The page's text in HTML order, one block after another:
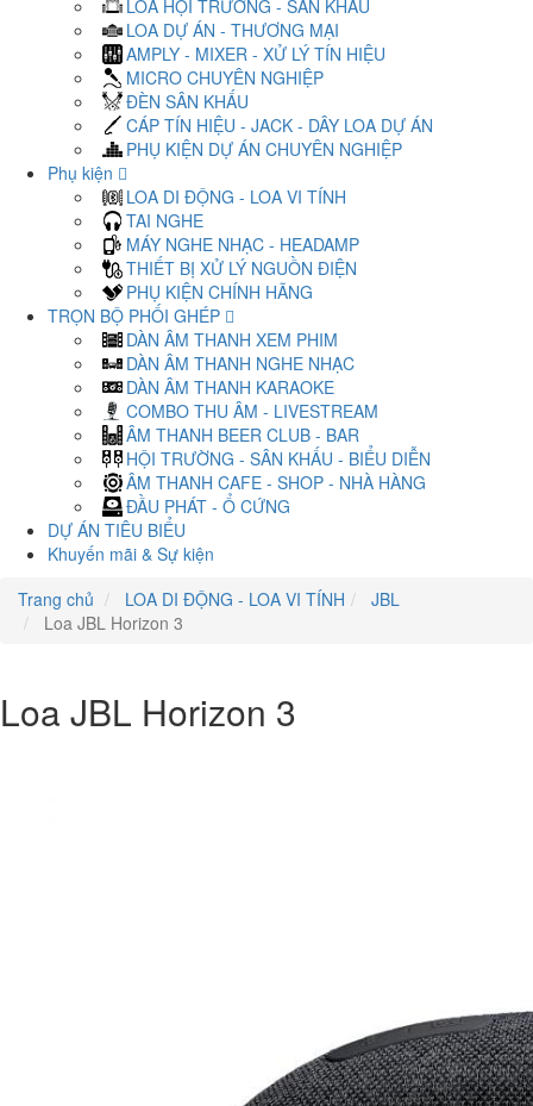
LOA HỘI TRƯỜNG - SÂN KHẤU
LOA DỰ ÁN - THƯƠNG MẠI
AMPLY - MIXER - XỬ LÝ TÍN HIỆU
MICRO CHUYÊN NGHIỆP
ĐÈN SÂN KHẤU
CÁP TÍN HIỆU - JACK - DÂY LOA DỰ ÁN
PHỤ KIỆN DỰ ÁN CHUYÊN NGHIỆP
Phụ kiện
LOA DI ĐỘNG - LOA VI TÍNH
TAI NGHE
MÁY NGHE NHẠC - HEADAMP
THIẾT BỊ XỬ LÝ NGUỒN ĐIỆN
PHỤ KIỆN CHÍNH HÃNG
TRỌN BỘ PHỐI GHÉP
DÀN ÂM THANH XEM PHIM
DÀN ÂM THANH NGHE NHẠC
DÀN ÂM THANH KARAOKE
COMBO THU ÂM - LIVESTREAM
ÂM THANH BEER CLUB - BAR
HỘI TRƯỜNG - SÂN KHẤU - BIỂU DIỄN
ÂM THANH CAFE - SHOP - NHÀ HÀNG
ĐẦU PHÁT - Ổ CỨNG
DỰ ÁN TIÊU BIỂU
Khuyến mãi & Sự kiện
Trang chủ
LOA DI ĐỘNG - LOA VI TÍNH
JBL
Loa JBL Horizon 3
Loa JBL Horizon 3